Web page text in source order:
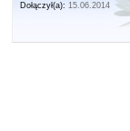
Dołączył(a): 15.06.2014